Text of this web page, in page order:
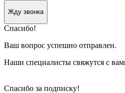
Жду звонка
Спасибо!
Ваш вопрос успешно отправлен.
Наши специалисты свяжутся с
Спасибо за подписку!